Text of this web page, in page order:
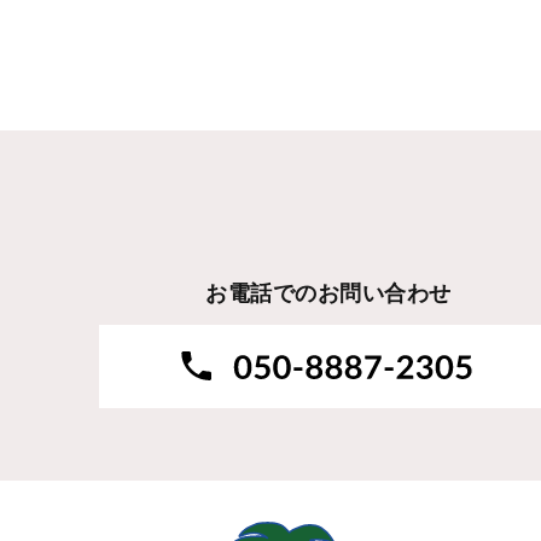
お電話でのお問い合わせ